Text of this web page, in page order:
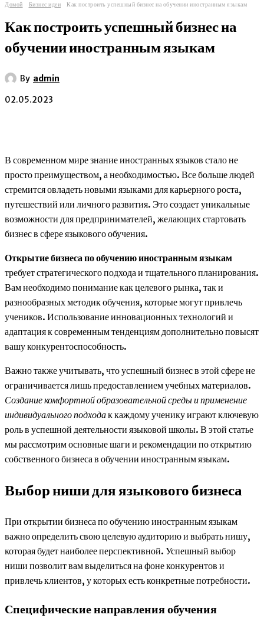
Домой Бизнес идеи Как построить успешный бизнес на обучении иностранным языкам
Как построить успешный бизнес на
обучении иностранным языкам
By admin
02.05.2023
В современном мире знание иностранных языков стало не
просто преимуществом, а необходимостью. Все больше людей
стремится овладеть новыми языками для карьерного роста,
путешествий или личного развития. Это создает уникальные
возможности для предпринимателей, желающих стартовать
бизнес в сфере языкового обучения.
Открытие бизнеса по обучению иностранным языкам
требует стратегического подхода и тщательного планирования.
Вам необходимо понимание как целевого рынка, так и
разнообразных методик обучения, которые могут привлечь
учеников. Использование инновационных технологий и
адаптация к современным тенденциям дополнительно повысят
вашу конкурентоспособность.
Важно также учитывать, что успешный бизнес в этой сфере не
ограничивается лишь предоставлением учебных материалов.
Создание комфортной образовательной среды и применение
индивидуального подходак каждому ученику играют ключевую
роль в успешной деятельности языковой школы. В этой статье
мы рассмотрим основные шаги и рекомендации по открытию
собственного бизнеса в обучении иностранным языкам.
Выбор ниши для языкового бизнеса
При открытии бизнеса по обучению иностранным языкам
важно определить свою целевую аудиторию и выбрать нишу,
которая будет наиболее перспективной. Успешный выбор
ниши позволит вам выделиться на фоне конкурентов и
привлечь клиентов, у которых есть конкретные потребности.
Специфические направления обучения